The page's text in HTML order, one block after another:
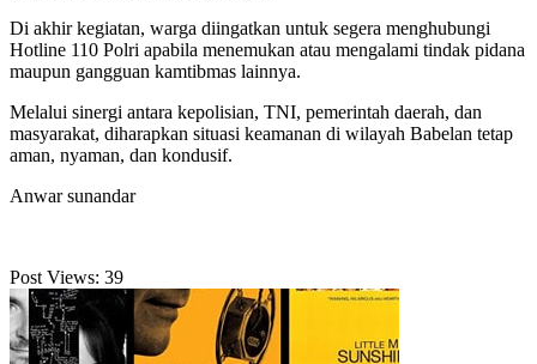
Di akhir kegiatan, warga diingatkan untuk segera menghubungi
Hotline 110 Polri apabila menemukan atau mengalami tindak pidana
maupun gangguan kamtibmas lainnya.
Melalui sinergi antara kepolisian, TNI, pemerintah daerah, dan
masyarakat, diharapkan situasi keamanan di wilayah Babelan tetap
aman, nyaman, dan kondusif.
Anwar sunandar
Post Views: 39